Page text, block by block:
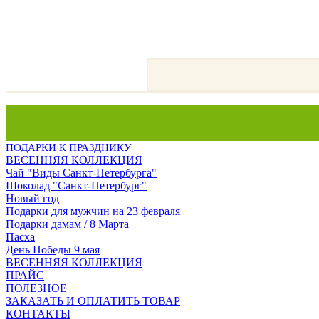
ПОДАРКИ К ПРАЗДНИКУ
ВЕСЕННЯЯ КОЛЛЕКЦИЯ
Чай "Виды Санкт-Петербурга"
Шоколад "Санкт-Петербург"
Новый год
Подарки для мужчин на 23 февраля
Подарки дамам / 8 Марта
Пасха
День Победы 9 мая
ВЕСЕННЯЯ КОЛЛЕКЦИЯ
ПРАЙС
ПОЛЕЗНОЕ
ЗАКАЗАТЬ И ОПЛАТИТЬ ТОВАР
КОНТАКТЫ